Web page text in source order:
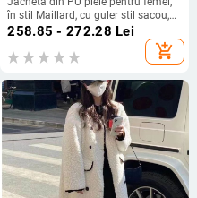
în stil Maillard, cu guler stil sacou,
fermoar, croială lejeră
258.85 - 272.28 Lei
add_shopping_cart